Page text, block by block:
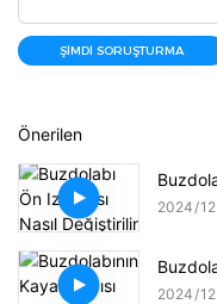
ŞIMDI SORUŞTURMA
Önerilen
2024 12
2024 12